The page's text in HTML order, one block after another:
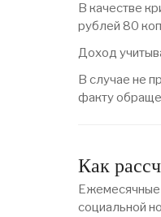
В качестве
рублей 80
Доход
В случае не
факту
Как
Ежемесячные
социальной